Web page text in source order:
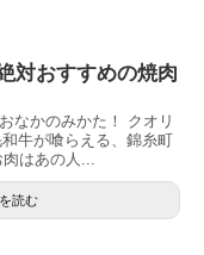
対おすすめの焼肉
なかのみかた！ クオリ
牛が喰らえる、錦糸町
はあの人...
読む